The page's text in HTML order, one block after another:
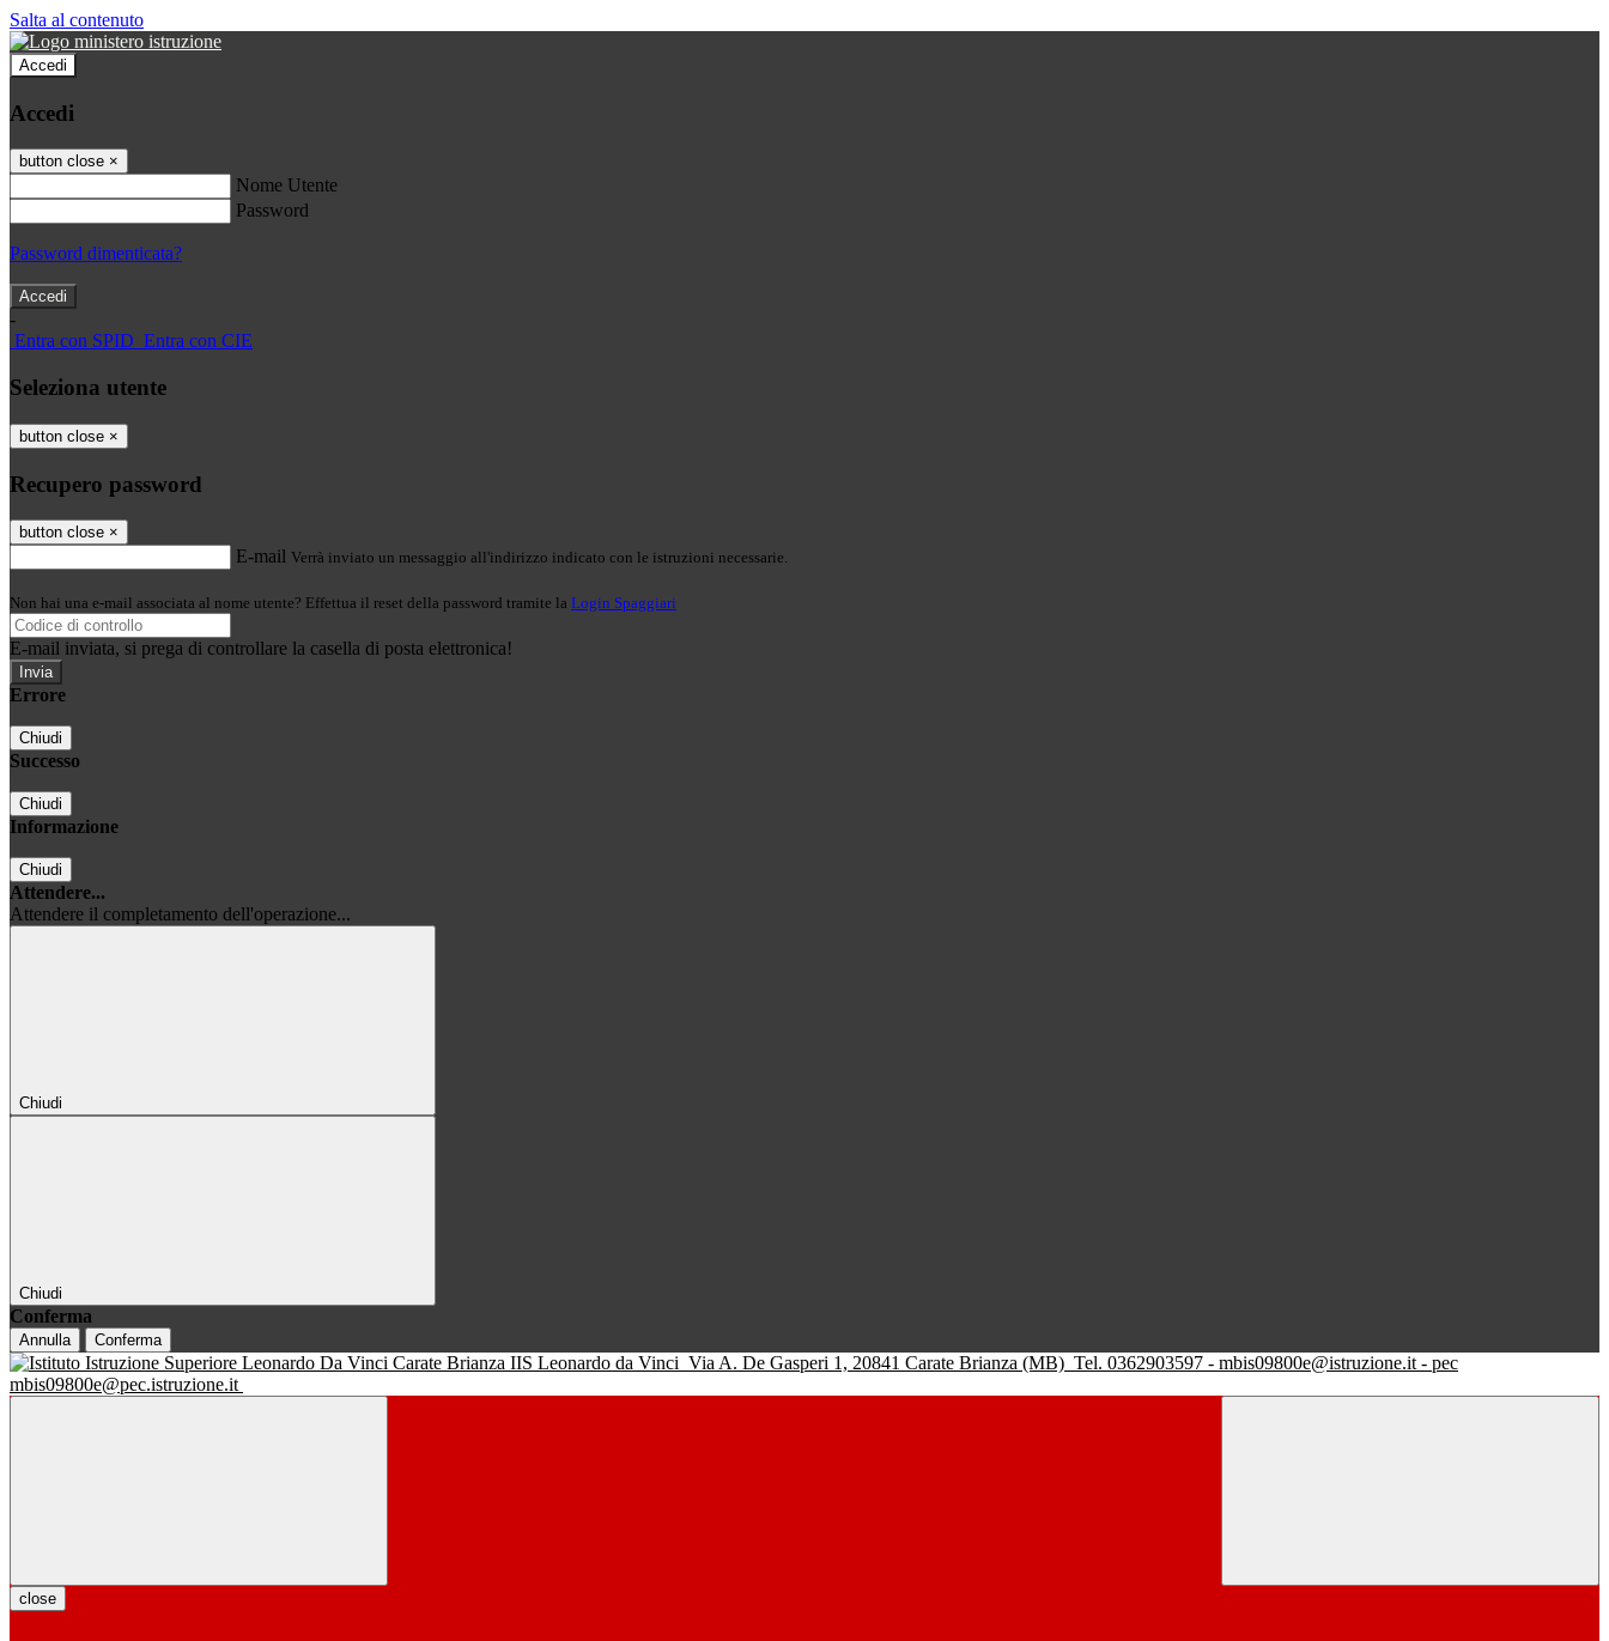
Salta al contenuto
Accedi
Accedi
button close ×
Nome Utente
Password
Password dimenticata?
-
Entra con SPID Entra con CIE
Seleziona utente
button close ×
Recupero password
button close ×
E-mail Verrà inviato un messaggio all'indirizzo indicato con le istruzioni necessarie.
Non hai una e-mail associata al nome utente? Effettua il reset della password tramite la Login Spaggiari
E-mail inviata, si prega di controllare la casella di posta elettronica!
Errore
Chiudi
Successo
Chiudi
Informazione
Chiudi
Attendere...
Attendere il completamento dell'operazione...
Chiudi
Chiudi
Conferma
Annulla Conferma
IIS Leonardo da Vinci Via A. De Gasperi 1, 20841 Carate Brianza (MB) Tel. 0362903597 - mbis09800e@istruzione.it - pec
mbis09800e@pec.istruzione.it
close